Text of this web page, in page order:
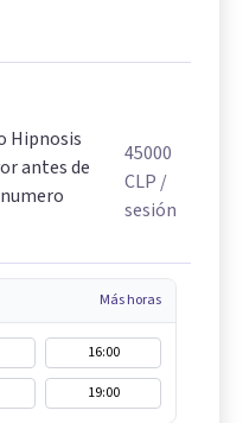
Hipnosis
antes de
45000
CLP /
sesión
Más horas
16:00
19:00